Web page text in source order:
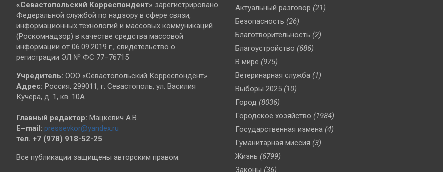
«Севастопольский Корреспондент» зарегистрировано
Федеральной службой по надзору в сфере связи,
информационных технологий и массовых коммуникаций
(Роскомнадзор) в качестве средства массовой
информации от 06.09.2019 г., свидетельство о
регистрации ЭЛ № ФС 77–76715
Учредитель: ООО «Севастопольский Корреспондент».
Адрес: Россия, 299011, г. Севастополь, ул. Василия
Кучера, д. 1, кв. 10А
Главный редактор: Мацкевич А.В.
E–mail: pressevkor@yandex.ru
тел. +7 (978) 918-52-25
Все публикации защищены авторским правом.
Актуальный разговор (21)
Безопасность (26)
Благотворительность (2)
Благоустройство (686)
В мире (975)
Ветеринарная служба (1)
Выборы 2025 (10)
Город (8036)
Городское хозяйство (1984)
Государственная измена (4)
Гуманитарная миссия (3)
Жизнь (6799)
Законы (36)